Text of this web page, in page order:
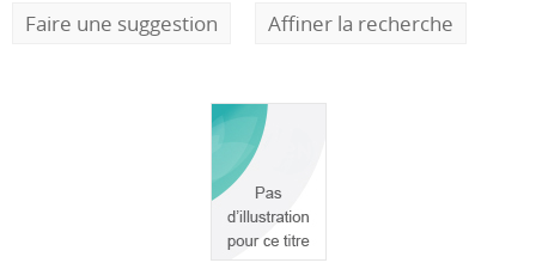
Faire une suggestion
Affiner la recherche